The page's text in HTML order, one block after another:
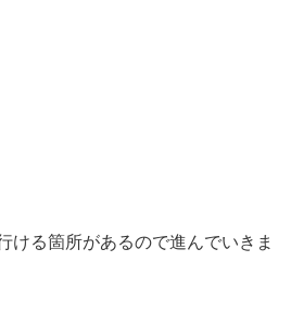
ける箇所があるので進んでいきま